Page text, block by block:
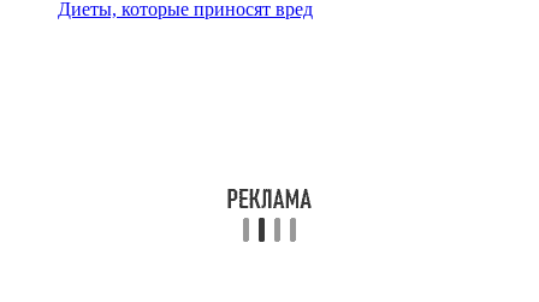
Диеты, которые приносят вред